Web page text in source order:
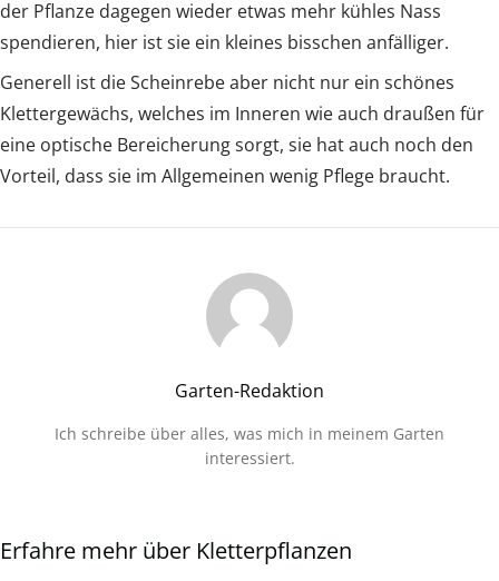
der Pflanze dagegen wieder etwas mehr kühles Nass
spendieren, hier ist sie ein kleines bisschen anfälliger.
Generell ist die Scheinrebe aber nicht nur ein schönes
Klettergewächs, welches im Inneren wie auch draußen für
eine optische Bereicherung sorgt, sie hat auch noch den
Vorteil, dass sie im Allgemeinen wenig Pflege braucht.
Garten-Redaktion
Ich schreibe über alles, was mich in meinem Garten
interessiert.
Erfahre mehr über Kletterpflanzen